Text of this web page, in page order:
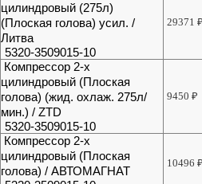
цилиндровый (275л)
(Плоская голова) усил. /
Литва
5320-3509015-10
29371
Компрессор 2-х
цилиндровый (Плоская
голова) (жид. охлаж. 275л/
мин.) / ZTD
5320-3509015-10
9450₽
Компрессор 2-х
цилиндровый (Плоская
голова) / АВТОМАГНАТ
10496